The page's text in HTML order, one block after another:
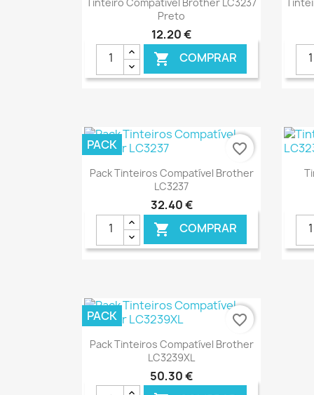
Preto
12,20 €
 COMPRAR
Ver+
Pack Tinteiros Compatível Brother
LC3237
32,40 €
 COMPRAR
PACK
favorite_border
Ver+
Pack Tinteiros Compatível Brother
LC3239XL
50,30 €
PACK favorite_border